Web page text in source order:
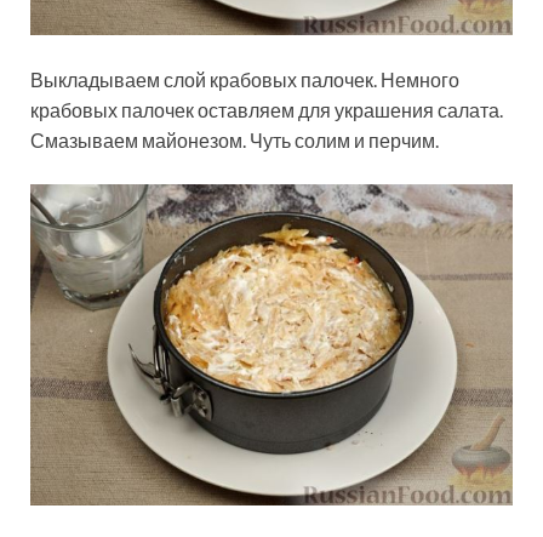
Выкладываем слой крабовых палочек. Немного
крабовых палочек оставляем для украшения салата.
Смазываем майонезом. Чуть солим и перчим.